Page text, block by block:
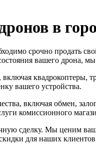
в
срочно продать
вашего дрона, мы
квадрокоптеры,
вашего устройства.
включая обмен,
комиссионного
сделку. Мы ценим
для наших